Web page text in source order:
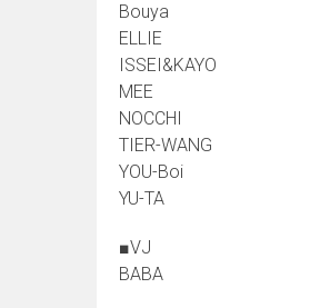
Bouya
ELLIE
ISSEI&KAYO
MEE
NOCCHI
TIER-WANG
YOU-Boi
YU-TA
■VJ
BABA